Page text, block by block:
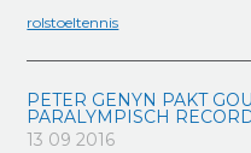
rolstoeltennis
PETER GENYN PAKT
PARALYMPISCH
13 09 2016